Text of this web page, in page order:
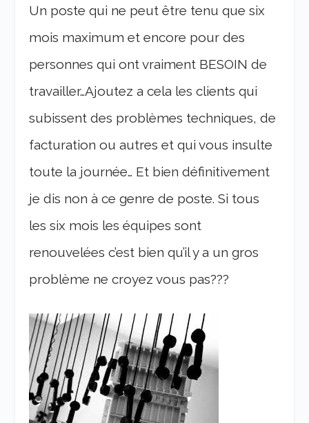
Un poste qui ne peut être tenu que six
mois maximum et encore pour des
personnes qui ont vraiment BESOIN de
travailler…Ajoutez a cela les clients qui
subissent des problèmes techniques, de
facturation ou autres et qui vous insulte
toute la journée… Et bien définitivement
je dis non à ce genre de poste. Si tous
les six mois les équipes sont
renouvelées c’est bien qu’il y a un gros
problème ne croyez vous pas???